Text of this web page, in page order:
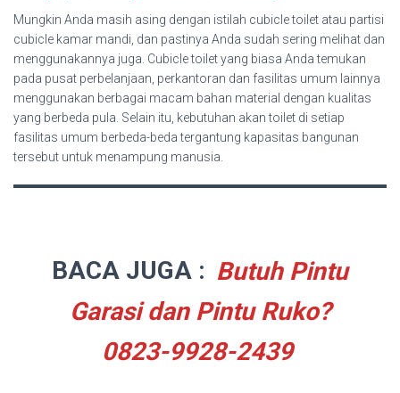
Mungkin Anda masih asing dengan istilah cubicle toilet atau partisi
cubicle kamar mandi, dan pastinya Anda sudah sering melihat dan
menggunakannya juga. Cubicle toilet yang biasa Anda temukan
pada pusat perbelanjaan, perkantoran dan fasilitas umum lainnya
menggunakan berbagai macam bahan material dengan kualitas
yang berbeda pula. Selain itu, kebutuhan akan toilet di setiap
fasilitas umum berbeda-beda tergantung kapasitas bangunan
tersebut untuk menampung manusia.
BACA JUGA : Butuh Pintu
Garasi dan Pintu Ruko?
0823-9928-2439